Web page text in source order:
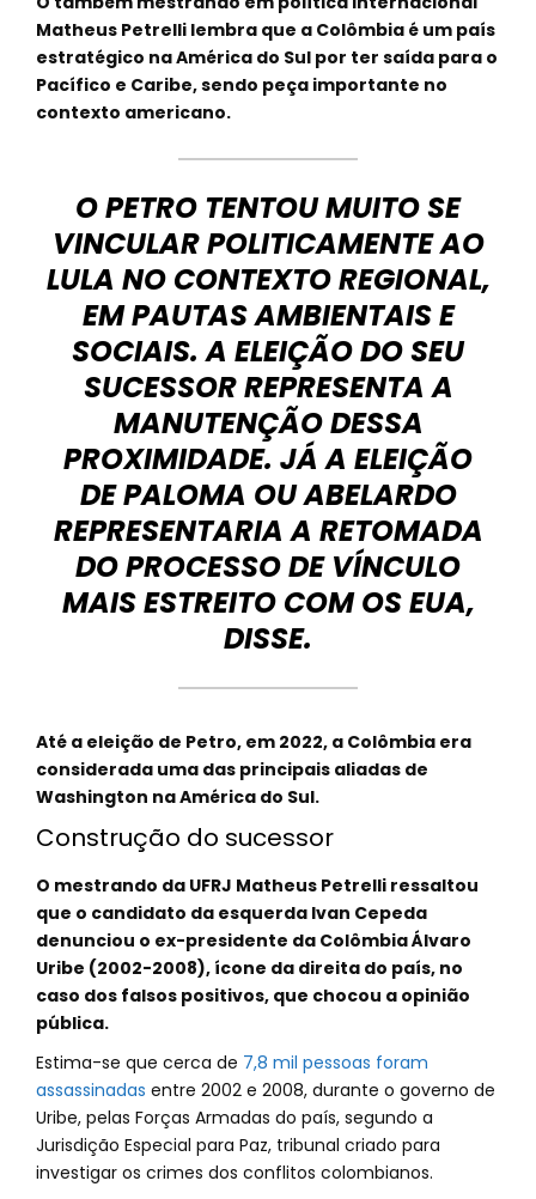
Matheus Petrelli lembra que a Colômbia é um país
estratégico na América do Sul por ter saída para o
Pacífico e Caribe, sendo peça importante no
contexto americano.
O PETRO TENTOU MUITO SE
VINCULAR POLITICAMENTE AO
LULA NO CONTEXTO REGIONAL,
EM PAUTAS AMBIENTAIS E
SOCIAIS. A ELEIÇÃO DO SEU
SUCESSOR REPRESENTA A
MANUTENÇÃO DESSA
PROXIMIDADE. JÁ A ELEIÇÃO
DE PALOMA OU ABELARDO
REPRESENTARIA A RETOMADA
DO PROCESSO DE VÍNCULO
MAIS ESTREITO COM OS EUA,
DISSE.
Até a eleição de Petro, em 2022, a Colômbia era
considerada uma das principais aliadas de
Washington na América do Sul.
Construção do sucessor
O mestrando da UFRJ Matheus Petrelli ressaltou
que o candidato da esquerda Ivan Cepeda
denunciou o ex-presidente da Colômbia Álvaro
Uribe (2002-2008), ícone da direita do país, no
caso dos falsos positivos, que chocou a opinião
pública.
Estima-se que cerca de 7,8 mil pessoas foram
assassinadas entre 2002 e 2008, durante o governo de
Uribe, pelas Forças Armadas do país, segundo a
Jurisdição Especial para Paz, tribunal criado para
investigar os crimes dos conflitos colombianos.